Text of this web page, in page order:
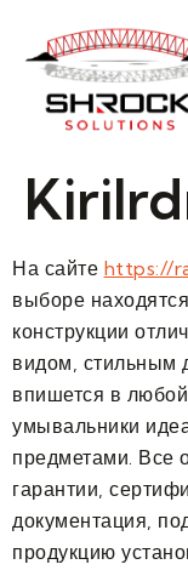
На сайте https://
выборе
конструкции
видом, стильным
впишется в
умывальники
предметами. Все
гарантии,
документация,
продукцию